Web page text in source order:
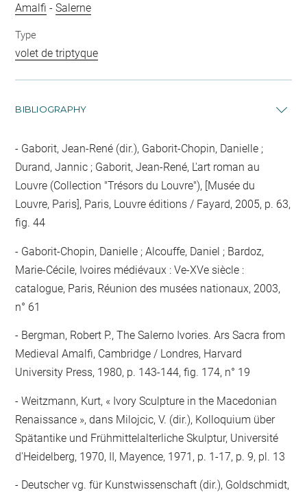
Amalfi -Salerne
Type
volet de triptyque
BIBLIOGRAPHY
Gaborit, Jean-René (dir.), Gaborit-Chopin, Danielle ;
Durand, Jannic ; Gaborit, Jean-René, L'art roman au
Louvre (Collection "Trésors du Louvre"), [Musée du
Louvre, Paris], Paris, Louvre éditions / Fayard, 2005, p. 63,
fig. 44
Gaborit-Chopin, Danielle ; Alcouffe, Daniel ; Bardoz,
Marie-Cécile, Ivoires médiévaux : Ve-XVe siècle :
catalogue, Paris, Réunion des musées nationaux, 2003,
n° 61
Bergman, Robert P., The Salerno Ivories. Ars Sacra from
Medieval Amalfi, Cambridge / Londres, Harvard
University Press, 1980, p. 143-144, fig. 174, n° 19
Weitzmann, Kurt, « Ivory Sculpture in the Macedonian
Renaissance », dans Milojcic, V. (dir.), Kolloquium über
Spätantike und Frühmittelalterliche Skulptur, Université
d'Heidelberg, 1970, II, Mayence, 1971, p. 1-17, p. 9, pl. 13
Deutscher vg. für Kunstwissenschaft (dir.), Goldschmidt,